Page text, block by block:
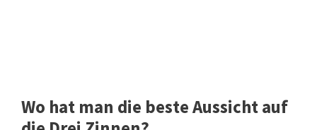
Wo hat man die beste Aussicht auf